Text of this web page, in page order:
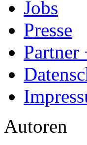
Jobs
Presse
Partner
Autoren